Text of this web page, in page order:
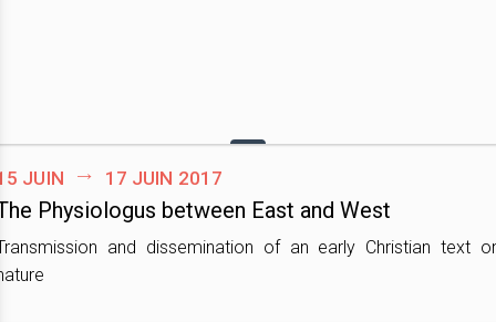
juin 17 juin 2017
Physiologus between East and West
and dissemination of an early Christian text